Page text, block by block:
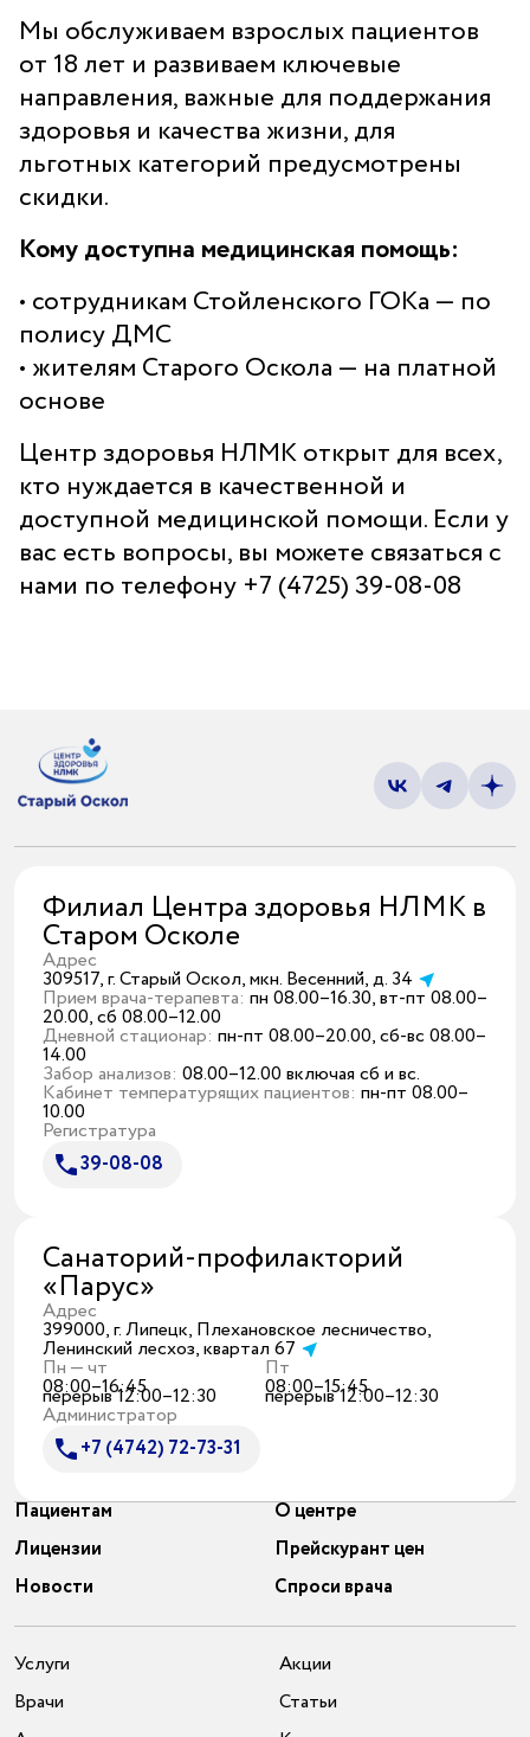
10.00
Регистратура
39-08-08
Санаторий-профилакторий
«Парус»
Адрес
399000, г. Липецк, Плехановское лесничество,
Ленинский лесхоз, квартал 67
Понедельник — четверг
08:00–16:45
перерыв 12:00–12:30
Пятница
Администратор
+7 (4742) 72-73-31
Мы обслуживаем взрослых пациентов
от 18 лет и развиваем ключевые
направления, важные для поддержания
здоровья и качества жизни, для
льготных категорий предусмотрены
скидки.
Кому доступна медицинская помощь:
• сотрудникам Стойленского ГОКа — по
полису ДМС
• жителям Старого Оскола — на платной
основе
Центр здоровья НЛМК открыт для всех,
кто нуждается в качественной и
доступной медицинской помощи. Если у
вас есть вопросы, вы можете связаться с
нами по телефону +7 (4725) 39-08-08
Филиал Центра здоровья НЛМК в
Старом Осколе
Адрес
309517, г. Старый Оскол, мкн. Весенний, д. 34
Прием врача-терапевта: пн 08.00–16.30, вт-пт 08.00–
20.00, сб 08.00–12.00
Дневной стационар: пн-пт 08.00–20.00, сб-вс 08.00–
14.00
Забор анализов: 08.00–12.00 включая сб и вс.
Кабинет температурящих пациентов: пн-пт 08.00–
10.00
Регистратура
39-08-08
Санаторий-профилакторий
«Парус»
Адрес
399000, г. Липецк, Плехановское лесничество,
Ленинский лесхоз, квартал 67
Пн — чт
08:00–16:45
перерыв 12:00–12:30
Пт
08:00–15:45
перерыв 12:00–12:30
Администратор
+7 (4742) 72-73-31
Пациентам
О центре
Лицензии
Прейскурант цен
Новости
Спроси врача
Услуги
Врачи
Акции
Статьи